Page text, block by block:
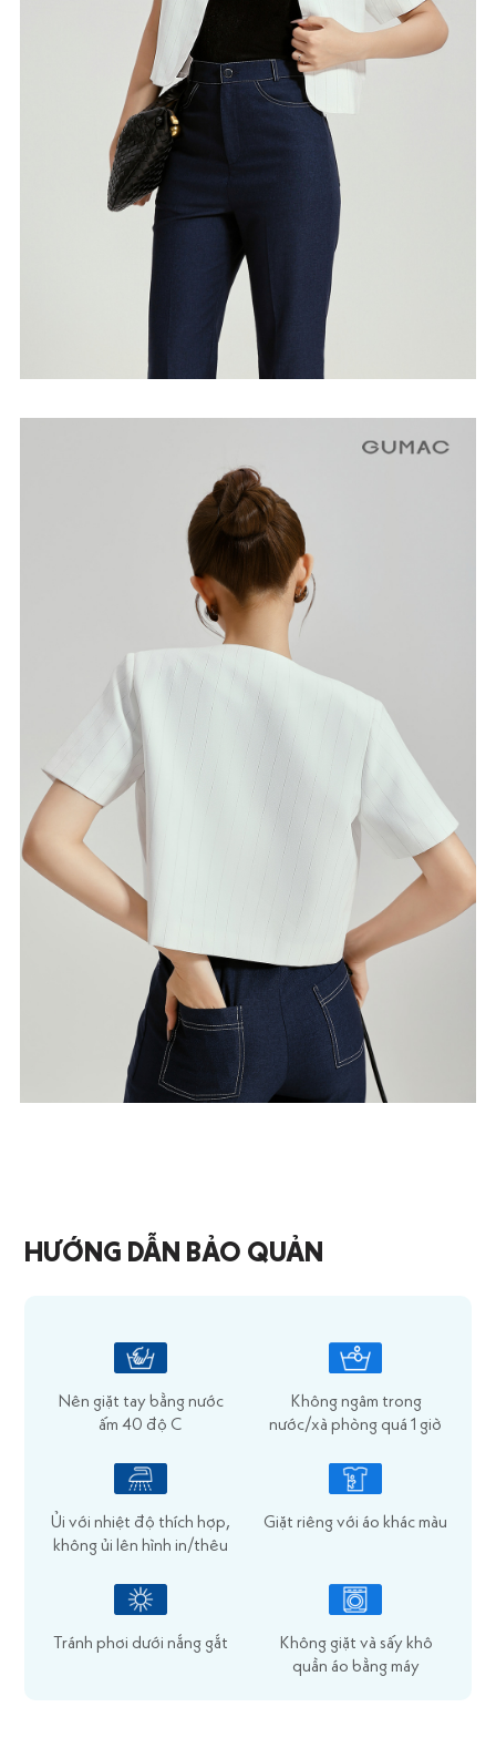
HƯỚNG DẪN BẢO QUẢN
Nên giặt tay bằng nước
ấm 40 độ C
Không ngâm trong
nước/xà phòng quá 1 giờ
Ủi với nhiệt độ thích hợp,
không ủi lên hình in/thêu
Giặt riêng với áo khác màu
Tránh phơi dưới nắng gắt
Không giặt và sấy khô
quần áo bằng máy